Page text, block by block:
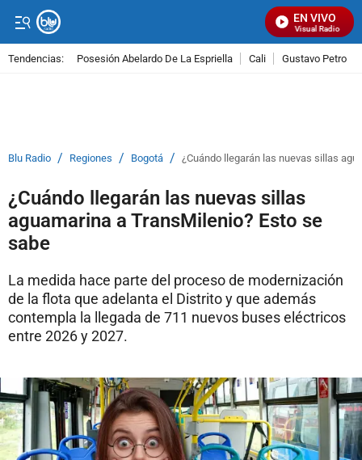
EN VIVO
Señal Visual Radio
Tendencias: Posesión Abelardo De La Espriella Cali Gustavo Petro
Blu Radio / Regiones / Bogotá / ¿Cuándo llegarán las nuevas sillas
¿Cuándo llegarán las nuevas sillas
aguamarina a TransMilenio? Esto se
sabe
La medida hace parte del proceso de modernización
de la flota que adelanta el Distrito y que además
contempla la llegada de 711 nuevos buses eléctricos
entre 2026 y 2027.